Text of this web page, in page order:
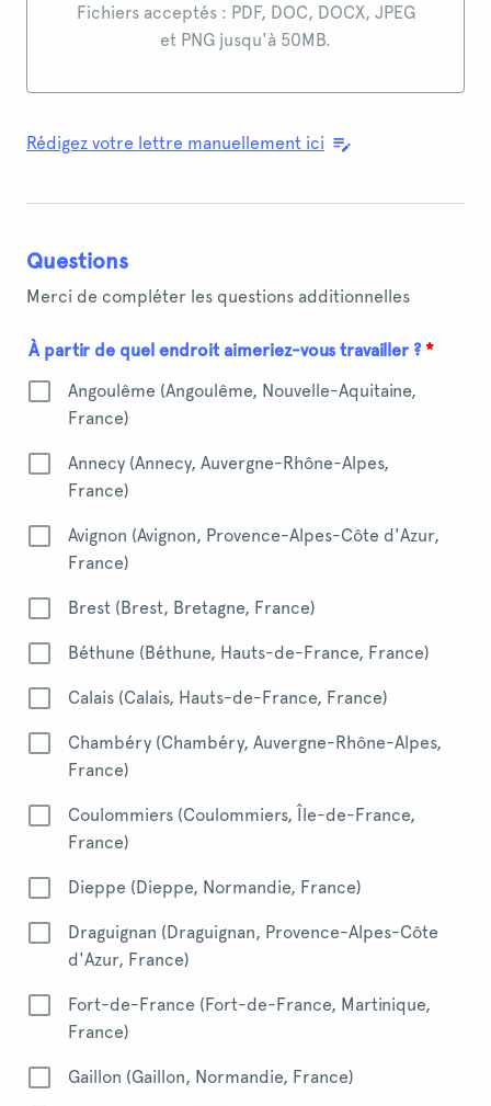
Importez un fichier ou glissez-déposez ici
Fichiers acceptés : PDF, DOC, DOCX, JPEG
et PNG jusqu'à 50MB.
Rédigez votre lettre manuellement ici
Questions
Merci de compléter les questions additionnelles
À partir de quel endroit aimeriez-vous travailler ? *
Angoulême (Angoulême, Nouvelle-Aquitaine,
France)
Annecy (Annecy, Auvergne-Rhône-Alpes,
France)
Avignon (Avignon, Provence-Alpes-Côte d'Azur,
France)
Brest (Brest, Bretagne, France)
Béthune (Béthune, Hauts-de-France, France)
Calais (Calais, Hauts-de-France, France)
Chambéry (Chambéry, Auvergne-Rhône-Alpes,
France)
Coulommiers (Coulommiers, Île-de-France,
France)
Dieppe (Dieppe, Normandie, France)
Draguignan (Draguignan, Provence-Alpes-Côte
d'Azur, France)
Fort-de-France (Fort-de-France, Martinique,
France)
Gaillon (Gaillon, Normandie, France)